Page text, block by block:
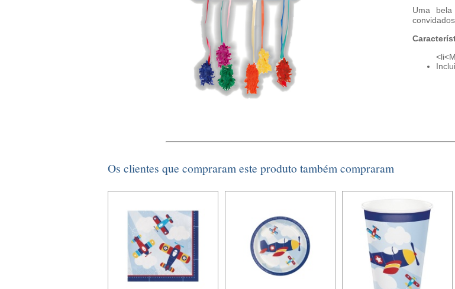
Uma
Os clientes que compraram este produto também compraram